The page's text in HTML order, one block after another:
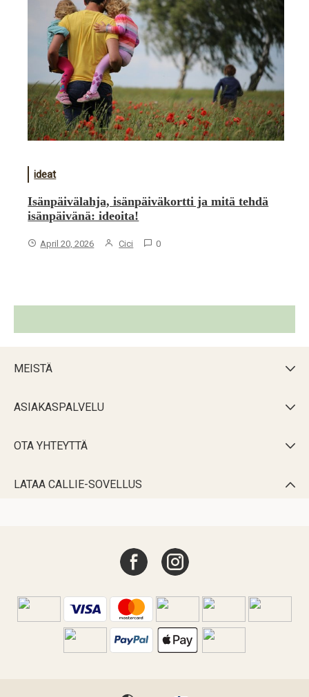
ideat
Isänpäivälahja, isänpäiväkortti ja mitä tehdä
isänpäivänä: ideoita!
April 20, 2026 Cici 0
MEISTÄ 
ASIAKASPALVELU 
OTA YHTEYTTÄ 
LATAA CALLIE-SOVELLUS 